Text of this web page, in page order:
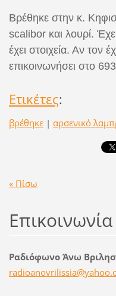
Βρέθηκε στην κ.
scalibor και λουρί.
έχει στοιχεία. Αν τον
επικοινωνήσει στο
Ετικέτες:
βρέθηκε | αρσενικό
« Πίσω
Επικοινωνία
Ραδιόφωνο Άνω
radioanovrilissia@yahoo.